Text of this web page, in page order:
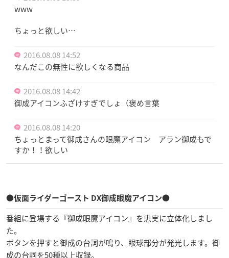
www
ちょっと欲しい…
2016.08.08 14:52
なんだこの無性に欲しくなる商品
2016.08.08 14:42
御成アイコンふざけすぎでしょ（褒め言葉
2016.08.08 14:20
ちょっとまって御成さんの眼魔アイコン アラン御成もで
すか！！欲しい
●仮面ライダーゴースト DX御成眼魔アイコン●
番組に登場する『御成眼魔アイコン』を忠実に立体化しまし
た。
ボタンを押すと御成の台詞が鳴り、眼球部分が発光します。御
成の台詞を50種以上収録。